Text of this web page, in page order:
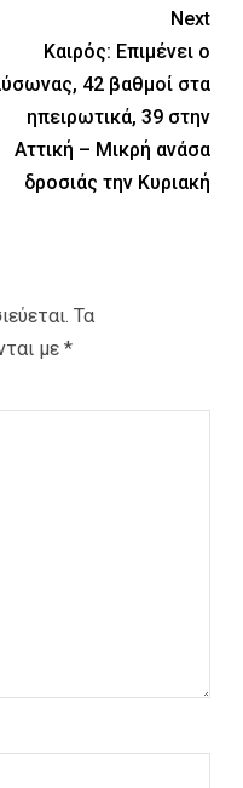
Next
Καιρός: Επιμένει ο
42 βαθμοί στα
ηπειρωτικά, 39 στην
Αττική – Μικρή ανάσα
δροσιάς την Κυριακή
Τα
με *